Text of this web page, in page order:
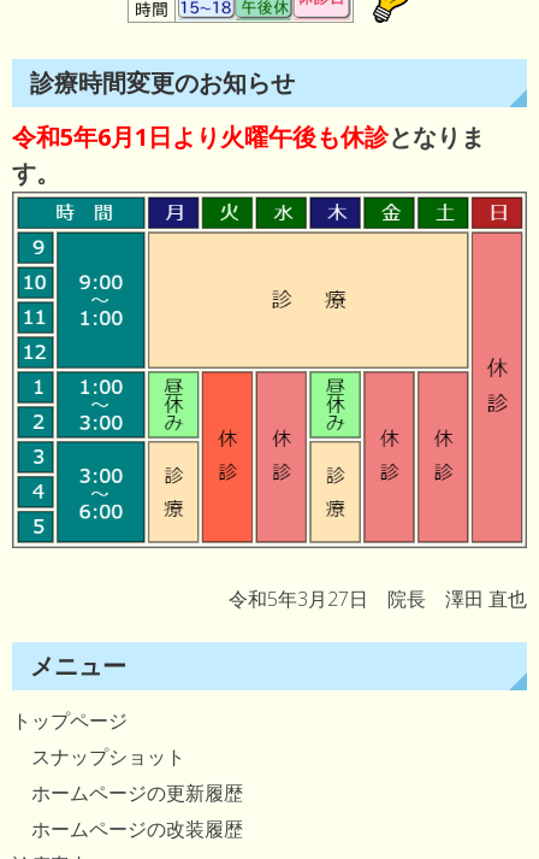
診療時間変更のお知らせ
令和5年6月1日より火曜午後も休診となりま
す。
令和5年3月27日 院長 澤田 直也
メニュー
トップページ
スナップショット
ホームページの更新履歴
ホームページの改装履歴